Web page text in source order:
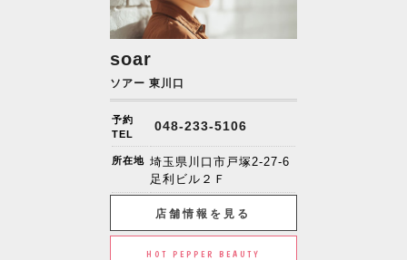
soar
ソアー 東川口
予約
TEL
048-233-5106
所在地 埼玉県川口市戸塚2-27-6
足利ビル２Ｆ
店舗情報を見る
HOT PEPPER BEAUTY